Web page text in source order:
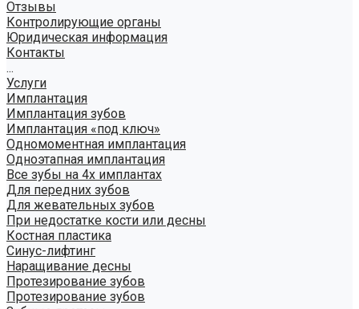
Отзывы
Контролирующие органы
Юридическая информация
Контакты
...
Услуги
Имплантация
Имплантация зубов
Имплантация «под ключ»
Одномоментная имплантация
Одноэтапная имплантация
Все зубы на 4х имплантах
Для передних зубов
Для жевательных зубов
При недостатке кости или десны
Костная пластика
Синус-лифтинг
Наращивание десны
Протезирование зубов
Протезирование зубов